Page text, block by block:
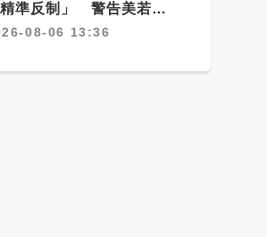
精準反制」 警告美若持續
北京將採更強措施
08-06 13:36